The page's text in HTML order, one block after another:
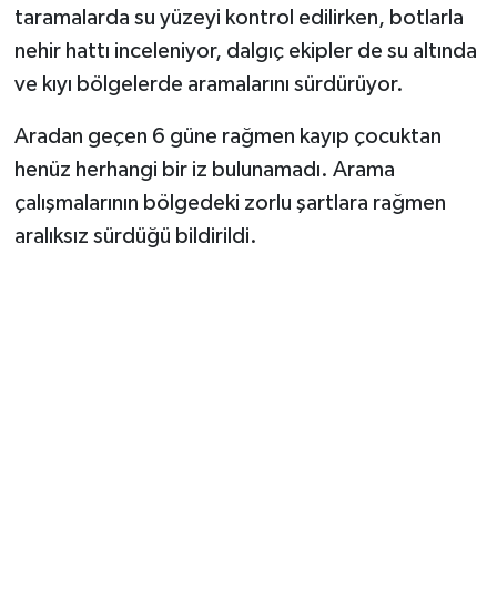
taramalarda su yüzeyi kontrol edilirken, botlarla
nehir hattı inceleniyor, dalgıç ekipler de su altında
ve kıyı bölgelerde aramalarını sürdürüyor.
Aradan geçen 6 güne rağmen kayıp çocuktan
henüz herhangi bir iz bulunamadı. Arama
çalışmalarının bölgedeki zorlu şartlara rağmen
aralıksız sürdüğü bildirildi.